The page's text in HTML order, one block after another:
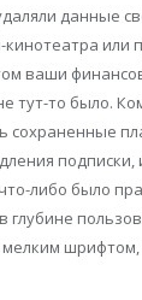
данные
или
ваши
тут-то было.
сохраненные
подписки,
либо было
мелким